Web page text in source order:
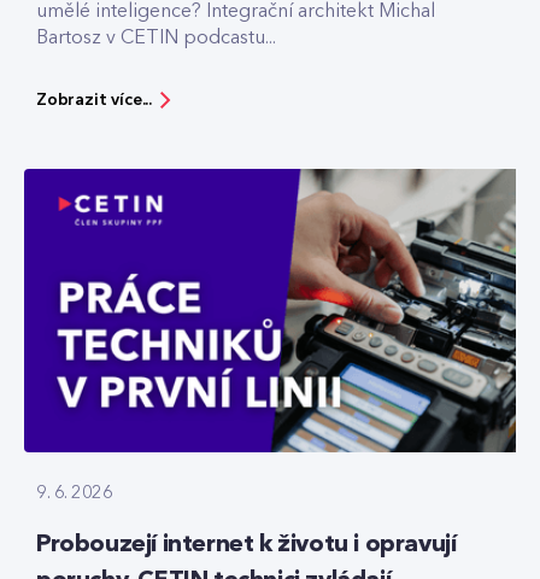
umělé inteligence? Integrační architekt Michal
Bartosz v CETIN podcastu...
Zobrazit více...
9. 6. 2026
Probouzejí internet k životu i opravují